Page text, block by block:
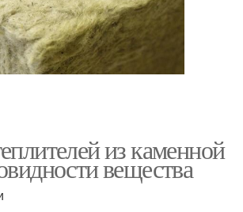
из каменной
вещества